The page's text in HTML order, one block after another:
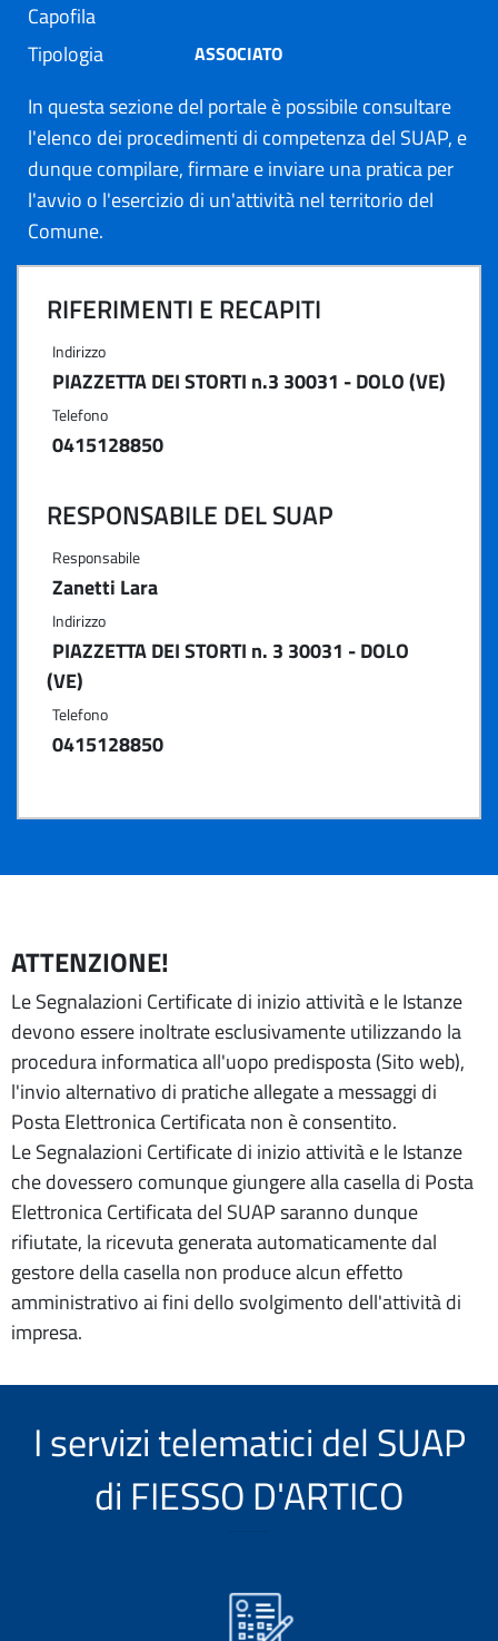
Capofila
Tipologia
ASSOCIATO
In questa sezione del portale è possibile consultare
l'elenco dei procedimenti di competenza del SUAP, e
dunque compilare, firmare e inviare una pratica per
l'avvio o l'esercizio di un'attività nel territorio del
Comune.
RIFERIMENTI E RECAPITI
Indirizzo
PIAZZETTA DEI STORTI n.3 30031 - DOLO (VE)
Telefono
0415128850
RESPONSABILE DEL SUAP
Responsabile
Zanetti Lara
Indirizzo
PIAZZETTA DEI STORTI n. 3 30031 - DOLO
(VE)
Telefono
0415128850
ATTENZIONE!
Le Segnalazioni Certificate di inizio attività e le Istanze
devono essere inoltrate esclusivamente utilizzando la
procedura informatica all'uopo predisposta (Sito web),
l'invio alternativo di pratiche allegate a messaggi di
Posta Elettronica Certificata non è consentito.
Le Segnalazioni Certificate di inizio attività e le Istanze
che dovessero comunque giungere alla casella di Posta
Elettronica Certificata del SUAP saranno dunque
rifiutate, la ricevuta generata automaticamente dal
gestore della casella non produce alcun effetto
amministrativo ai fini dello svolgimento dell'attività di
impresa.
I servizi telematici del SUAP
di FIESSO D'ARTICO